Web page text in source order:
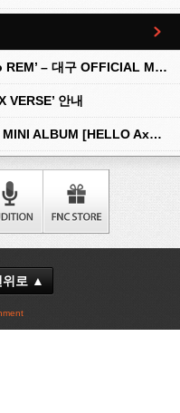
2026 N.Flying LIVE ‘&CON5 : into REM’ – 대구 OFFICIAL MD 현장 판매 안내
안내
[예약 판매] AxMxP (에이엠피) 2nd MINI ALBUM [HELLO AxMxP] 예약 판매 안내
더보기
위로 ▲